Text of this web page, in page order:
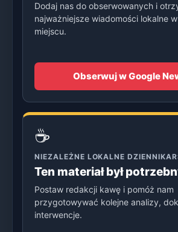
Dodaj nas do obserwowanych i
najważniejsze wiadomości lokalne
miejscu.
Obserwuj w Google
☕
NIEZALEŻNE LOKALNE
Ten materiał był
Postaw redakcji kawę i pomóż nam
przygotowywać kolejne analizy,
interwencje.